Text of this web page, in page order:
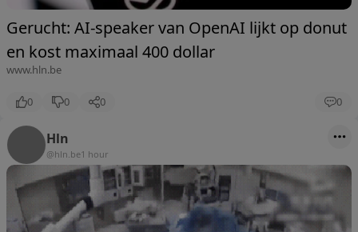
Gerucht: AI-speaker van OpenAI lijkt op donut
en kost maximaal 400 dollar
www.hln.be
0 0 0 0
Hln
@hln.be1 hour